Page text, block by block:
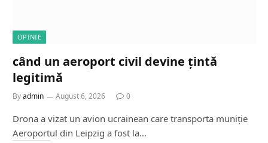
OPINIE
când un aeroport civil devine țintă
legitimă
Byadmin August 6, 2026 0
Drona a vizat un avion ucrainean care transporta muniție
Aeroportul din Leipzig a fost la…